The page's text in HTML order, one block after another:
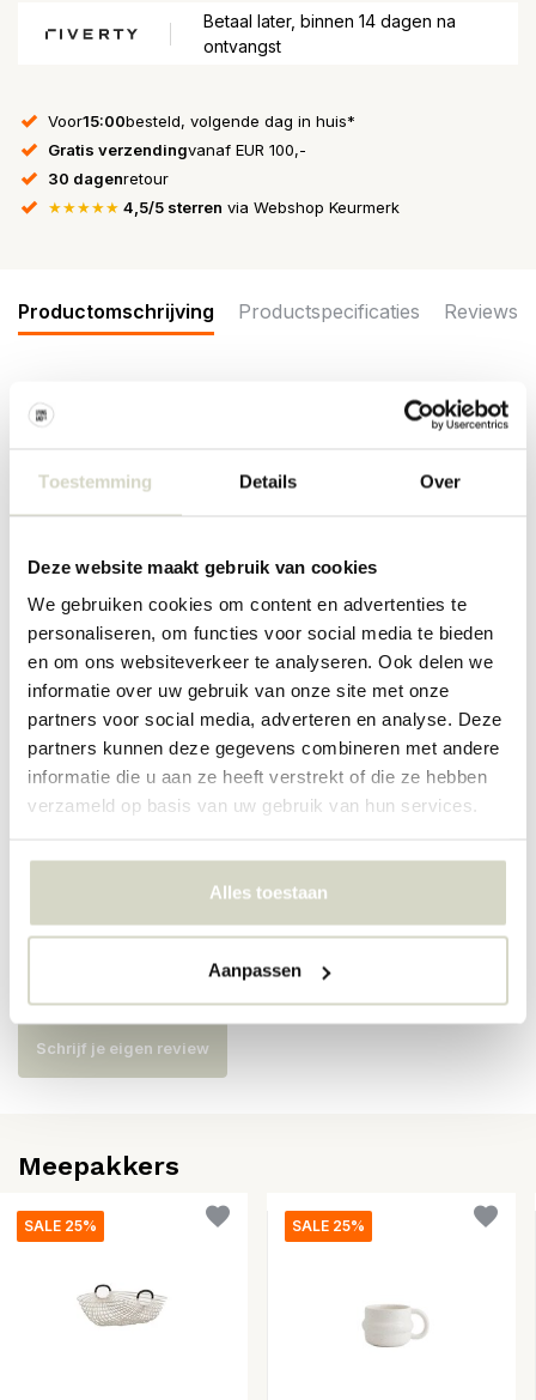
Toestemming Details Over
Deze website maakt gebruik van cookies
We gebruiken cookies om content en advertenties te
personaliseren, om functies voor social media te bieden
en om ons websiteverkeer te analyseren. Ook delen we
informatie over uw gebruik van onze site met onze
partners voor social media, adverteren en analyse. Deze
partners kunnen deze gegevens combineren met andere
informatie die u aan ze heeft verstrekt of die ze hebben
verzameld op basis van uw gebruik van hun services.
Alles toestaan
Aanpassen
Betaal later, binnen 14 dagen na
ontvangst
Voor15:00besteld, volgende dag in huis*
Gratis verzendingvanaf EUR 100,-
30 dagenretour
★★★★★ 4,5/5 sterren via Webshop Keurmerk
Productomschrijving Productspecificaties Reviews
De Nordal Ysia mokken hebben een geruit patroon. Wordt
geleverd in een set van 4 stuks. Beschikbaar in verschillende
Inhoud: 300ml
Kleur: ivoor, rood
voor in de oven. Per item kunnen er verschillen zijn.
PRODUCTSPECIFICATIES
SKU 6572
Reviews
Schrijf je eigen review
Meepakkers
SALE 25% SALE 25%